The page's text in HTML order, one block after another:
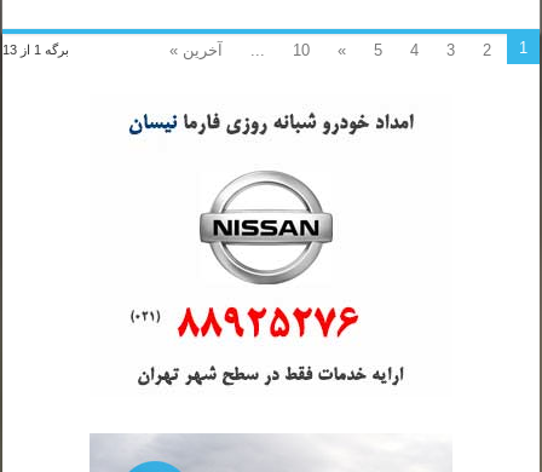
برگه 1 از 13 1
2
3
4
5
»
10
... آخرین »